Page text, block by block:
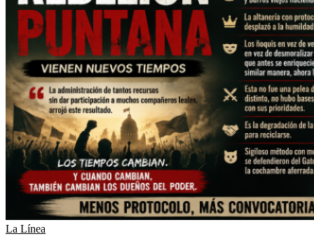
La Línea